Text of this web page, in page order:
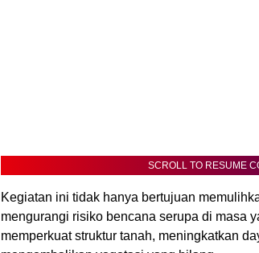
SCROLL TO RESUME
Kegiatan ini tidak hanya bertujuan
mengurangi risiko bencana serupa di masa
memperkuat struktur tanah, meningkatkan